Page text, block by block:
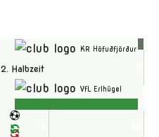
KR Höfuðfjörður
2. Halbzeit
VfL Erlhügel